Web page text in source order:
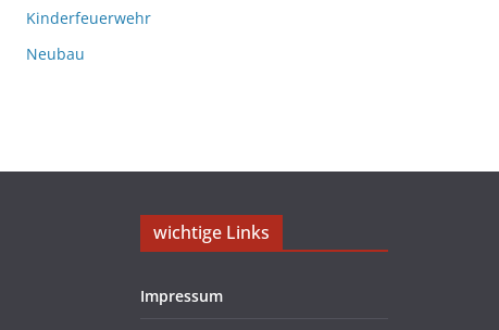
Kinderfeuerwehr
Neubau
wichtige Links
Impressum